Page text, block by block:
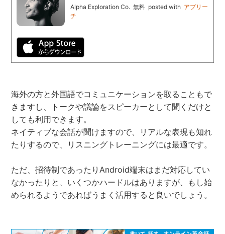
Alpha Exploration Co. 無料 posted with アプリー
チ
海外の方と外国語でコミュニケーションを取ることもで
きますし、トークや議論をスピーカーとして聞くだけと
しても利用できます。
ネイティブな会話が聞けますので、リアルな表現も知れ
たりするので、リスニングトレーニングには最適です。
ただ、招待制であったりAndroid端末はまだ対応してい
なかったりと、いくつかハードルはありますが、もし始
められるようであればうまく活用すると良いでしょう。